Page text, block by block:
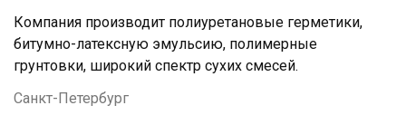
Компания производит полиуретановые герметики,
битумно-латексную эмульсию, полимерные
грунтовки, широкий спектр сухих смесей.
Санкт-Петербург